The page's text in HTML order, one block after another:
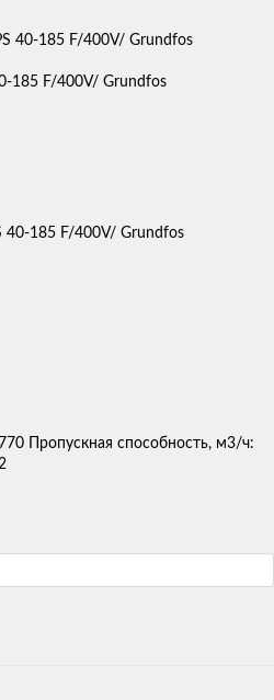
185 F/400V/ Grundfos
Пропускная способность, м3/ч: